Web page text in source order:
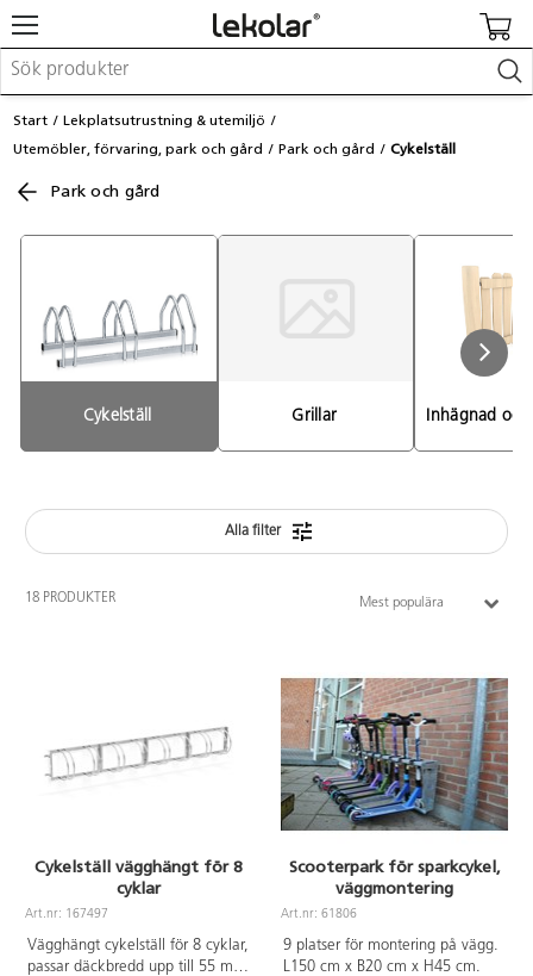
Möbler & inredning
Lekplatsutrustning & utemiljö
Leka
Lära
Logga in / Registrera dig
Hitta din säljare
Start
Lekplatsutrustning & utemiljö
Utemöbler, förvaring, park och gård
Park och gård Cykelställ
Park och gård
Cykelställ Grillar Inhägnad
Alla filter
18 PRODUKTER Mest populära
Cykelställ vägghängt för 8
cyklar
Art.nr: 167497
Vägghängt cykelställ för 8 cyklar,
passar däckbredd upp till 55 mm.
Scooterpark för sparkcykel,
väggmontering
Art.nr: 61806
9 platser för montering på vägg.
L150 cm x B20 cm x H45 cm.